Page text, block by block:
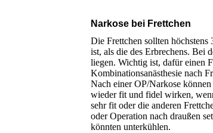
Narkose bei Frettchen
Die Frettchen sollten
ist, als die des Erbrechens. Bei
liegen. Wichtig ist, dafür einen
Kombinationsanästhesie nach
Nach einer OP/Narkose
wieder fit und fidel wirken,
sehr fit oder die anderen
oder Operation nach draußen
könnten unterkühlen.